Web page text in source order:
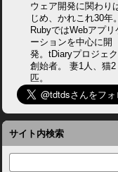
ウェア開発に関わり
じめ、かれこれ30年。
RubyではWebアプリ
ーションを中心に開
発。tDiaryプロジェク
創始者。 妻1人、猫2
匹。
サイト内検索